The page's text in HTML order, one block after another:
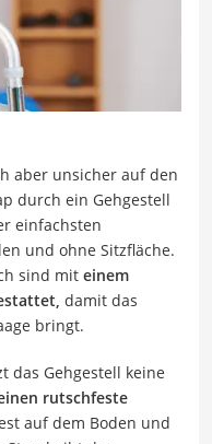
aber unsicher auf den
durch ein Gehgestell
einfachsten
und ohne Sitzfläche.
sind mit einem
damit das
bringt.
das Gehgestell keine
rutschfeste
auf dem Boden und